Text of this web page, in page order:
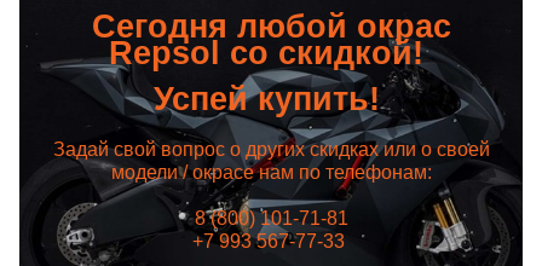
Сегодня любой окрас
Repsol со скидкой!
Успей купить!
Задай свой вопрос о других скидках или о своей
модели / окрасе нам по телефонам:
8 (800) 101-71-81
+7 993 567-77-33